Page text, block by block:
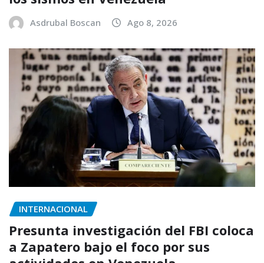
Asdrubal Boscan Ago 8, 2026
INTERNACIONAL
Presunta investigación del FBI coloca
a Zapatero bajo el foco por sus